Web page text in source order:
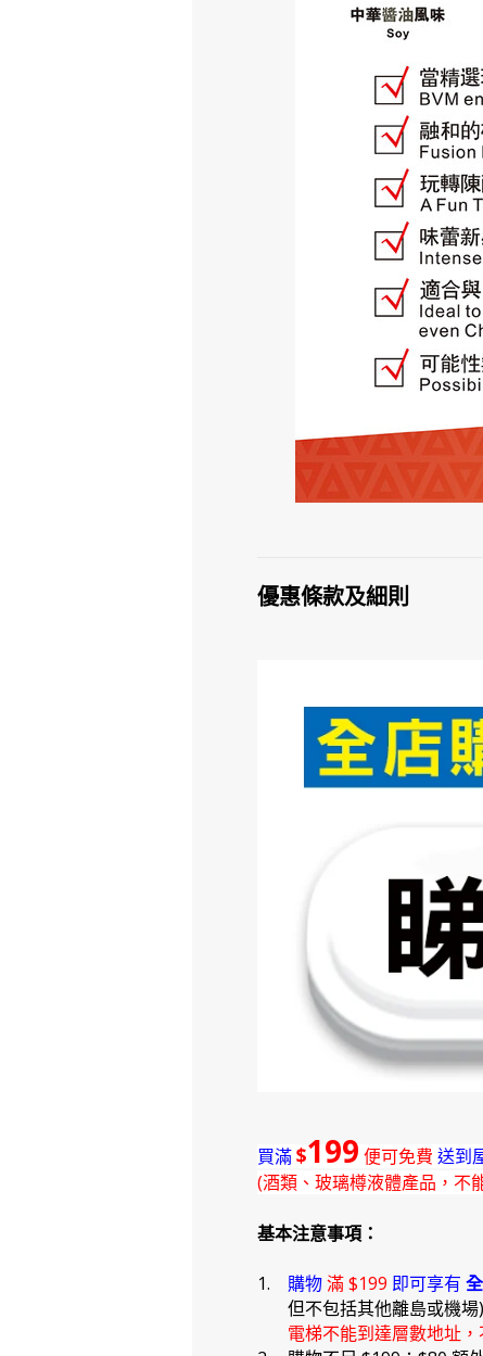
優惠條款及細則
買滿$199 便可免費 送到
(酒類、玻璃樽液體產品，不
基本注意事項：
1. 購物滿 $199 即可享有
但不包括其他離島或機場)
電梯不能到達層數地址